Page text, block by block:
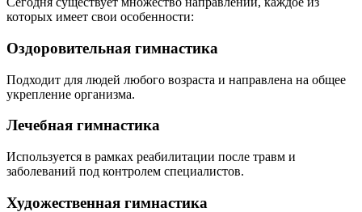
которых имеет свои особенности:
Оздоровительная гимнастика
Подходит для людей любого возраста и направлена на общее
укрепление организма.
Лечебная гимнастика
Используется в рамках реабилитации после травм и
заболеваний под контролем специалистов.
Художественная гимнастика